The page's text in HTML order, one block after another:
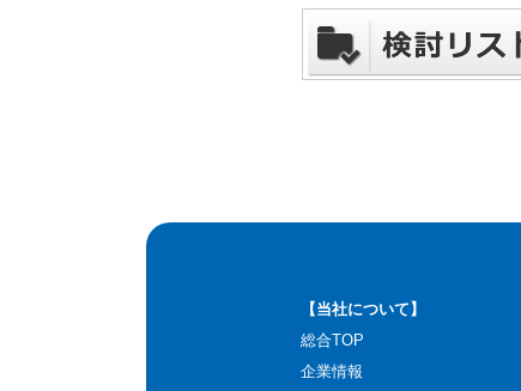
【当社について】
総合TOP
企業情報